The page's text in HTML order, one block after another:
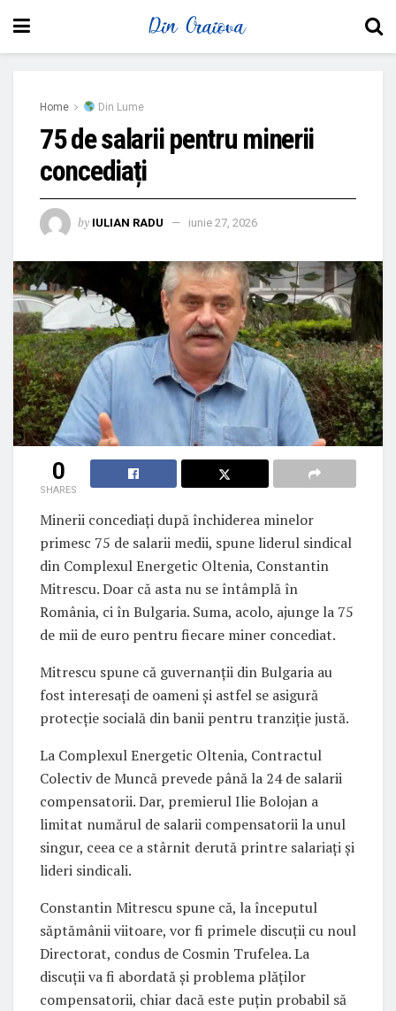
Home Din Lume
75 de salarii pentru minerii
concediați
by IULIAN RADU iunie 27, 2026
0
SHARES
Minerii concediați după închiderea minelor
primesc 75 de salarii medii, spune liderul sindical
din Complexul Energetic Oltenia, Constantin
Mitrescu. Doar că asta nu se întâmplă în
România, ci în Bulgaria. Suma, acolo, ajunge la 75
de mii de euro pentru fiecare miner concediat.
Mitrescu spune că guvernanții din Bulgaria au
fost interesați de oameni și astfel se asigură
protecție socială din banii pentru tranziție justă.
La Complexul Energetic Oltenia, Contractul
Colectiv de Muncă prevede până la 24 de salarii
compensatorii. Dar, premierul Ilie Bolojan a
limitat numărul de salarii compensatorii la unul
singur, ceea ce a stârnit derută printre salariați și
lideri sindicali.
Constantin Mitrescu spune că, la începutul
săptămânii viitoare, vor fi primele discuții cu noul
Directorat, condus de Cosmin Trufelea. La
discuții va fi abordată și problema plăților
compensatorii, chiar dacă este puțin probabil să